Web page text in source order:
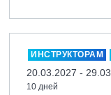
ИНСТРУКТОРАМ
20.03.2027 -
10 дней